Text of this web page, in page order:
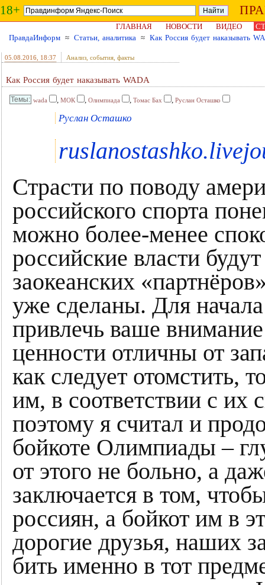
18+
ГЛАВНАЯ НОВОСТИ ВИДЕО
ПравдаИнформ ≈ Статьи, аналитика ≈ Как Россия будет наказывать
05.08.2016 , 18:37 Анализ, события, факты
Как Россия будет наказывать WADA
wada , МОК , Олимпиада , Томас Бах , Руслан Осташко
Руслан Осташко
Страсти по поводу
российского спорта
можно более-менее
российские власти
заокеанских
уже сделаны. Для
привлечь ваше
ценности отличны от
как следует отомстить,
им, в соответствии с их
поэтому я считал и
бойкоте Олимпиады –
от этого не больно, а
заключается в том,
россиян, а бойкот им в
дорогие друзья, наших
бить именно в тот